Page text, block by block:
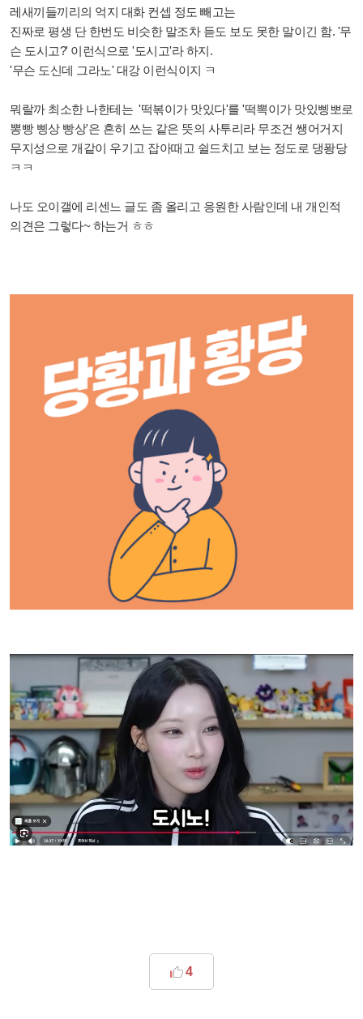
레새끼들끼리의 억지 대화 컨셉 정도 빼고는
진짜로 평생 단 한번도 비슷한 말조차 듣도 보도 못한 말이긴 함. '무
슨 도시고?' 이런식으로 '도시고'라 하지.
'무슨 도신데 그라노' 대강 이런식이지 ㅋ
뭐랄까 최소한 나한테는 '떡볶이가 맛있다'를 '떡뽁이가 맛있삥뽀로
뽕빵 삥상 빵상'은 흔히 쓰는 같은 뜻의 사투리라 무조건 쌩어거지
무지성으로 개같이 우기고 잡아때고 쉴드치고 보는 정도로 댕퐝당
ㅋㅋ
나도 오이갤에 리센느 글도 좀 올리고 응원한 사람인데 내 개인적
의견은 그렇다~ 하는거 ㅎㅎ
4